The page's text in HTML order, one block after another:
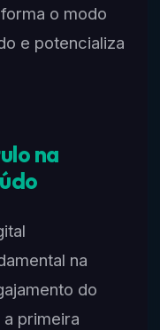
o modo
e potencializa
na
na
do
primeira